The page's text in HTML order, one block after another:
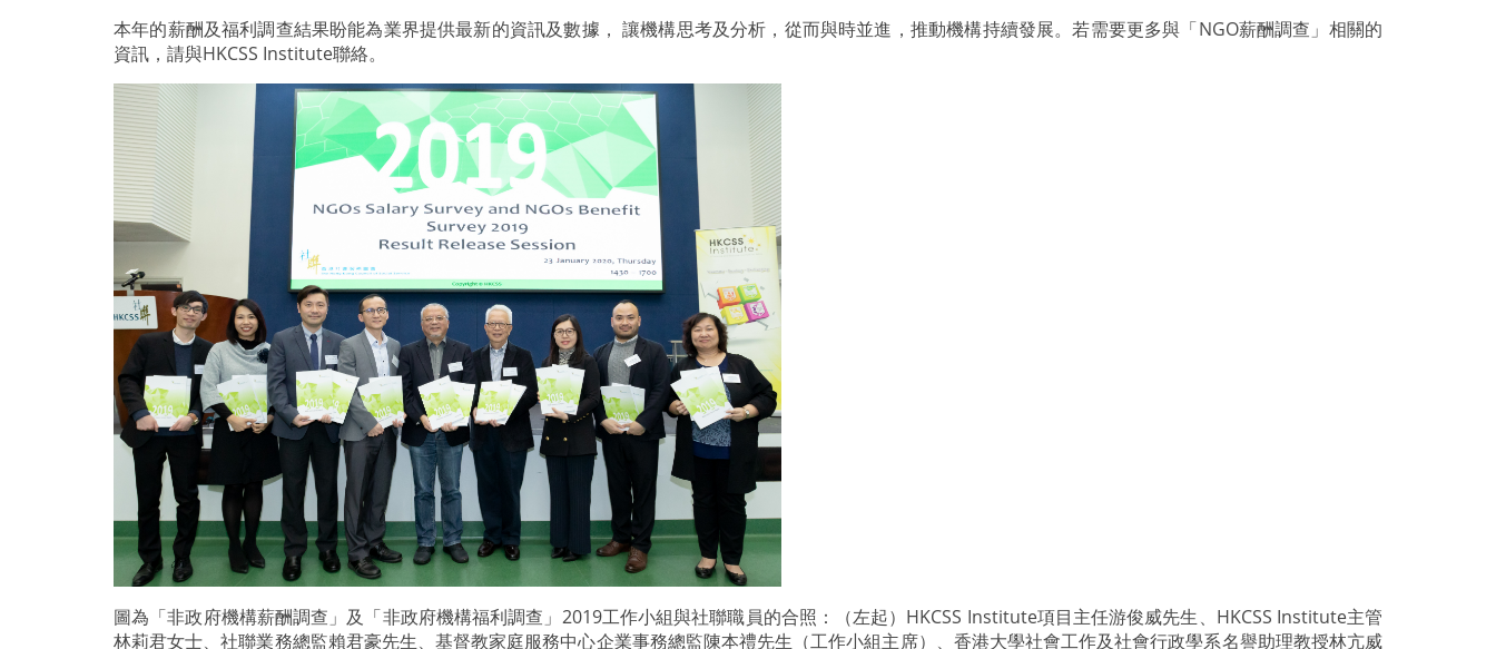
本年的薪酬及福利調查結果盼能為業界提供最新的資訊及數據， 讓機構思考及分析，從而與時並進，推動機構持續發展。若需要更多與「NGO薪酬調查」相關的
資訊，請與HKCSS Institute聯絡。
圖為「非政府機構薪酬調查」及「非政府機構福利調查」2019工作小組與社聯職員的合照：（左起）HKCSS Institute項目主任游俊威先生、HKCSS Institute主管
林莉君女士、社聯業務總監賴君豪先生、基督教家庭服務中心企業事務總監陳本禮先生（工作小組主席）、香港大學社會工作及社會行政學系名譽助理教授林亢威